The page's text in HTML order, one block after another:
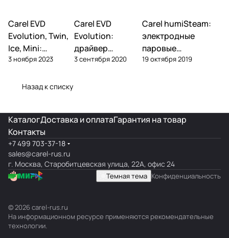
Автоматика и
контроллеры
Carel EVD
Evolution, Twin,
Ice, Mini:
расшифровка
алгоритмы
3 ноября 2023
Автоматика и
контроллеры
Carel EVD
Evolution:
драйвер
электронного
3 сентября 2020
Увлажнение
Carel humiSteam:
электродные
паровые
увлажнители —
19 октября 2019
Назад к списку
КаталогДоставка и оплатаГарантия на товар
Контакты
+7 499 703-37-18
sales@carel-rus.ru
г. Москва, Старобитцевская улица, 22А, офис 24
Темная тема Конфиденциальность
© 2026 carel-rus.ru
На информационном ресурсе применяются рекомендательные
технологии.